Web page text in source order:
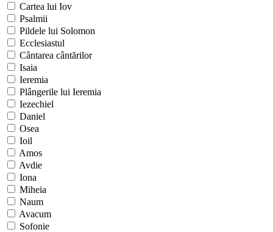
Cartea lui Iov
Psalmii
Pildele lui Solomon
Ecclesiastul
Cântarea cântărilor
Isaia
Ieremia
Plângerile lui Ieremia
Iezechiel
Daniel
Osea
Ioil
Amos
Avdie
Iona
Miheia
Naum
Avacum
Sofonie